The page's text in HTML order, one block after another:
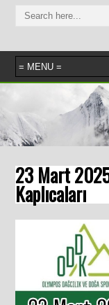
23 Mart
Kaplıcaları